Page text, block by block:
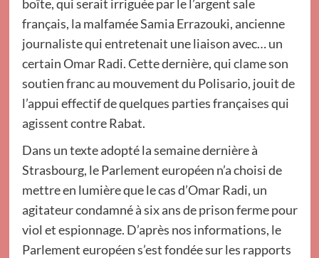
boîte, qui serait irriguée par le l’argent sale
français, la malfamée Samia Errazouki, ancienne
journaliste qui entretenait une liaison avec… un
certain Omar Radi. Cette dernière, qui clame son
soutien franc au mouvement du Polisario, jouit de
l’appui effectif de quelques parties françaises qui
agissent contre Rabat.
Dans un texte adopté la semaine dernière à
Strasbourg, le Parlement européen n’a choisi de
mettre en lumière que le cas d’Omar Radi, un
agitateur condamné à six ans de prison ferme pour
viol et espionnage. D’après nos informations, le
Parlement européen s’est fondée sur les rapports